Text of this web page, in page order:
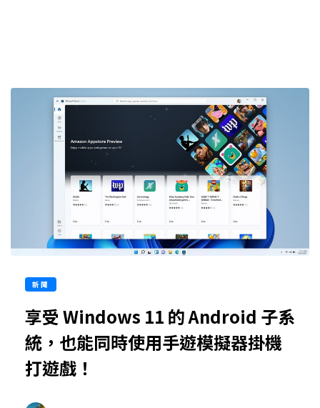
新聞
享受 Windows 11 的 Android 子系
統，也能同時使用手遊模擬器掛機
打遊戲！